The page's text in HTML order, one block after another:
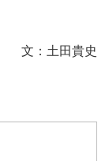
文：土田貴史